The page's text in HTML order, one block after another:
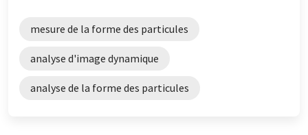
mesure de la forme des particules
analyse d'image dynamique
analyse de la forme des particules